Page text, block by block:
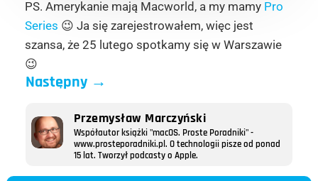
PS. Amerykanie mają Macworld, a my mamy Pro
Series 😉 Ja się zarejestrowałem, więc jest
szansa, że 25 lutego spotkamy się w Warszawie
😉
Następny→
Przemysław Marczyński
Współautor książki "macOS. Proste Poradniki" -
www.prosteporadniki.pl. O technologii pisze od ponad
15 lat. Tworzył podcasty o Apple.